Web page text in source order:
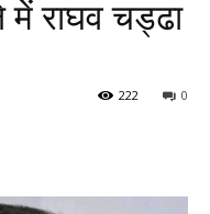
में राघव चड्ढा
0
222